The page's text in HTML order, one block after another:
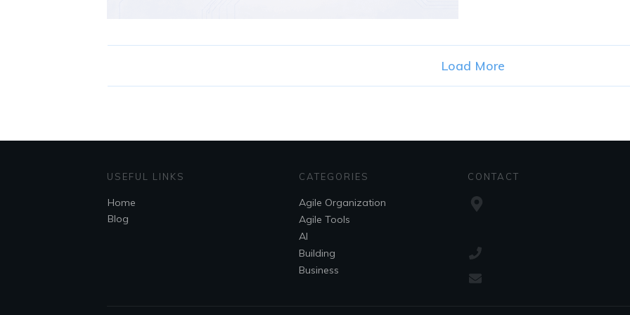
Load More
USEFUL LINKS
Home
Blog
CATEGORIES
Agile Organization
Agile Tools
AI
Building
Business
CONTACT